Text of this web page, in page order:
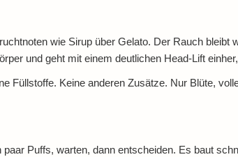
wie Sirup über Gelato. Der Rauch bleibt
und geht mit einem deutlichen Head-Lift
Füllstoffe. Keine anderen Zusätze. Nur Blüte,
Puffs, warten, dann entscheiden. Es baut